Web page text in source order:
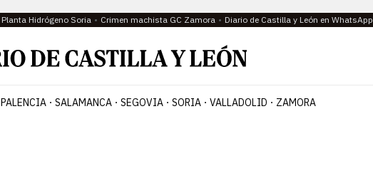
Planta Hidrógeno Soria Crimen machista GC Zamora Diario de Castilla y León en WhatsApp
PALENCIA SALAMANCA SEGOVIA SORIA VALLADOLID ZAMORA